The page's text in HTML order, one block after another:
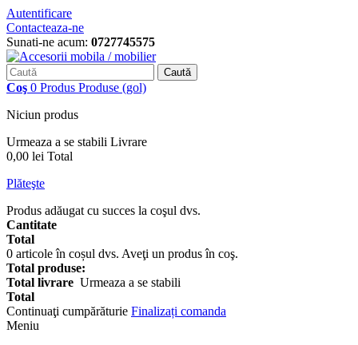
Autentificare
Contacteaza-ne
Sunati-ne acum: 0727745575
Caută
Coş 0 Produs Produse (gol)
Niciun produs
Urmeaza a se stabili Livrare
0,00 lei Total
Plăteşte
Produs adăugat cu succes la coşul dvs.
Cantitate
Total
0 articole în coșul dvs. Aveţi un produs în coş.
Total produse:
Total livrare Urmeaza a se stabili
Total
Continuaţi cumpărăturie Finalizați comanda
Meniu